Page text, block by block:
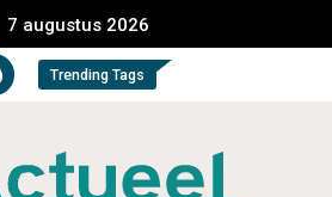
7 augustus 2026
Trending Tags